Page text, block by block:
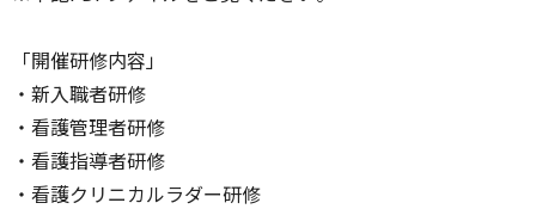
「開催研修内容」
・新入職者研修
・看護管理者研修
・看護指導者研修
・看護クリニカルラダー研修